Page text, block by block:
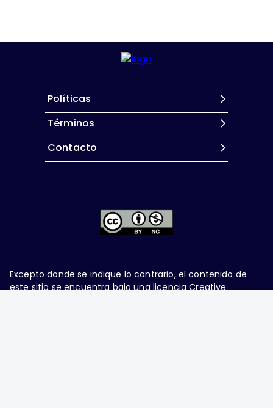
Políticas
Términos
Contacto
Excepto donde se indique lo contrario, el contenido de
este sitio se encuentra bajo una licencia Creative